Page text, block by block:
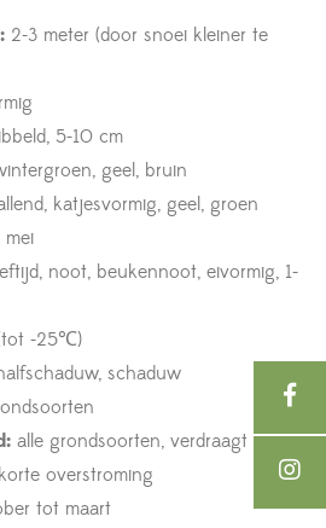
2-3 meter (door snoei kleiner te
5-10 cm
geel, bruin
katjesvormig, geel, groen
mei
noot, beukennoot, eivormig, 1-
-25℃)
schaduw
alle grondsoorten, verdraagt
overstroming
tot maart